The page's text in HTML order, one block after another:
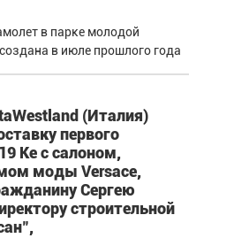
в парке молодой
в июле прошлого года
(Италия)
первого
Ke с салоном,
моды Versace,
Сергею
строительной